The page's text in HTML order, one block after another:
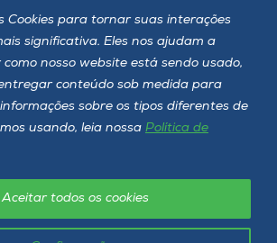
Cookies para tornar suas interações
significativa. Eles nos ajudam a
nosso website está sendo usado,
conteúdo sob medida para
sobre os tipos diferentes de
usando, leia nossa Política de
Aceitar todos os cookies
LGPD